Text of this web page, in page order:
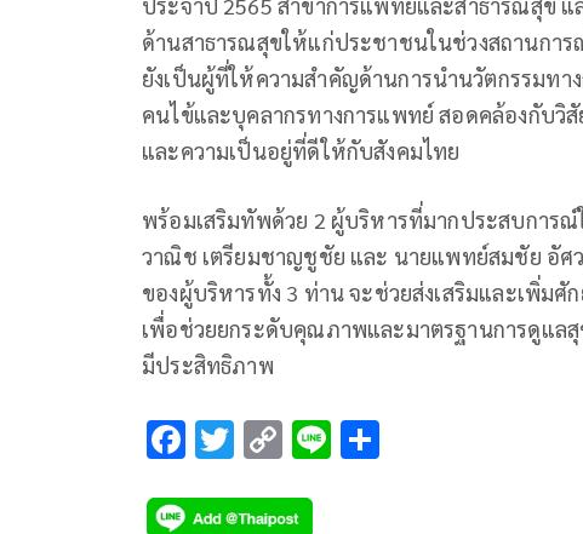
ด้านสาธารณสุขให้แก่ประชาชนในช่วงสถานกา
ยังเป็นผู้ที่ให้ความสำคัญด้านการนำนวัตกรรมทา
คนไข้และบุคลากรทางการแพทย์ สอดคล้องกับ
และความเป็นอยู่ที่ดีให้กับสังคมไทย
พร้อมเสริมทัพด้วย 2 ผู้บริหารที่มากประสบการ
วาณิช เตรียมชาญชูชัย และ นายแพทย์สมชัย อัศ
ของผู้บริหารทั้ง 3 ท่าน จะช่วยส่งเสริมและเพิ่มศั
เพื่อช่วยยกระดับคุณภาพและมาตรฐานการดูแล
มีประสิทธิภาพ
F
e
T
tt
C
p
Li